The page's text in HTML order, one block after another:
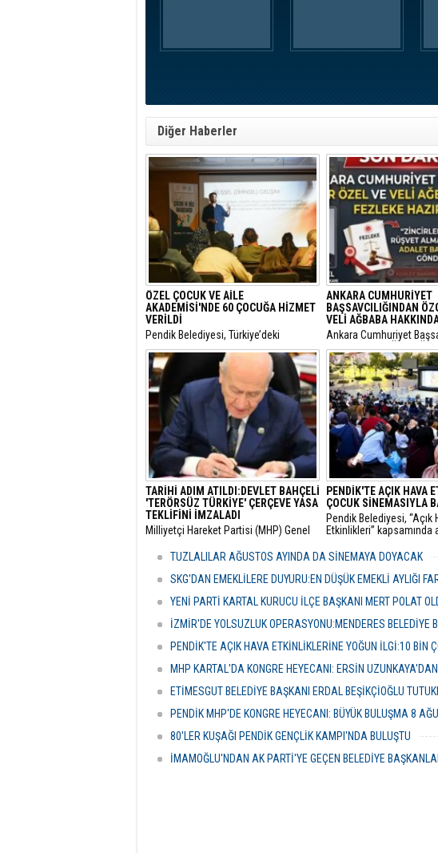
Diğer Haberler
ÖZEL ÇOCUK VE AİLE
AKADEMİSİ'NDE 60 ÇOCUĞA HİZMET
VERİLDİ
Pendik Belediyesi, Türkiye’deki
belediyeler içinde ilk ve tek olma
özelliği taşıyan “Özel Çocuk ve Aile
Akademisi”nin ilk dönemini
tamamladı.
ANKARA CUMHURİYET
BAŞSAVCILIĞINDAN
VELİ AĞBABA
​Ankara Cumhuriyet
Genel Başkanı Özgür
Malatya Milletvekili Veli
hakkındaki yasal
tamamlandığını ve her
dokunulmazlıklarının
istemiyle fezleke
duyurdu.
TARİHİ ADIM ATILDI:DEVLET BAHÇELİ
'TERÖRSÜZ TÜRKİYE' ÇERÇEVE YASA
TEKLİFİNİ İMZALADI
​Milliyetçi Hareket Partisi (MHP) Genel
"Terörsüz Türkiye" süreci olarak
kapsamındaki çerçeve yasa teklifini
verdi.
PENDİK'TE AÇIK HAVA
ÇOCUK SİNEMASIYLA
Pendik Belediyesi, “Açık
Etkinlikleri” kapsamında
geceleri ve açık hava
etkinliklerinde
TUZLALILAR AĞUSTOS AYINDA DA SİNEMAYA DOYACAK
SKG'DAN EMEKLİLERE DUYURU:EN DÜŞÜK EMEKLİ AYLIĞI
YENİ PARTİ KARTAL KURUCU İLÇE BAŞKANI MERT POLAT
İZMİR'DE YOLSUZLUK OPERASYONU:MENDERES
PENDİK'TE AÇIK HAVA ETKİNLİKLERİNE YOĞUN İLGİ:10 BİN
MHP KARTAL'DA KONGRE HEYECANI: ERSİN
ETİMESGUT BELEDİYE BAŞKANI ERDAL BEŞİKÇİOĞLU
PENDİK MHP'DE KONGRE HEYECANI: BÜYÜK BULUŞMA 8
80'LER KUŞAĞI PENDİK GENÇLİK KAMPI'NDA BULUŞTU
İMAMOĞLU'NDAN AK PARTİ'YE GEÇEN BELEDİYE